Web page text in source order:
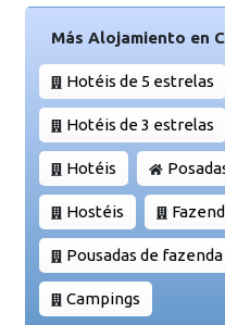
Más Alojamiento en
Hotéis de 5 estrelas
Hotéis de 3 estrelas
Hotéis
Hostéis
Pousadas de fazenda
Campings